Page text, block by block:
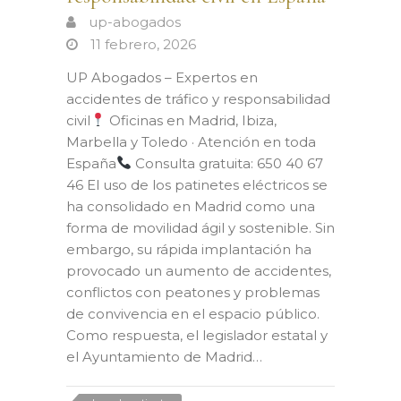
up-abogados
11 febrero, 2026
UP Abogados – Expertos en
accidentes de tráfico y responsabilidad
civil
Oficinas en Madrid, Ibiza,
Marbella y Toledo · Atención en toda
España
Consulta gratuita: 650 40 67
46 El uso de los patinetes eléctricos se
ha consolidado en Madrid como una
forma de movilidad ágil y sostenible. Sin
embargo, su rápida implantación ha
provocado un aumento de accidentes,
conflictos con peatones y problemas
de convivencia en el espacio público.
Como respuesta, el legislador estatal y
el Ayuntamiento de Madrid…